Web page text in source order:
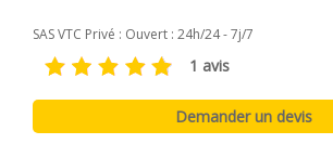
SAS VTC Privé : Ouvert : 24h/24 - 7j/7
1 avis